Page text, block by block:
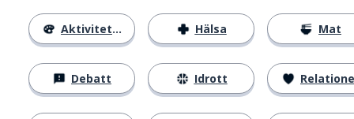
Aktiviteter
Debatt
Hälsa
Idrott
Mat